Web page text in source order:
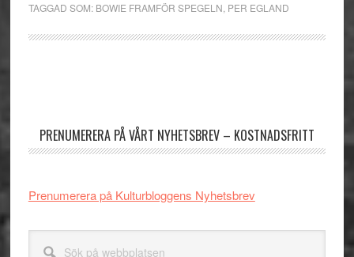
TAGGAD SOM: BOWIE FRAMFÖR SPEGELN PER EGLAND
PRENUMERERA PÅ VÅRT NYHETSBREV – KOSTNADSFRITT
Prenumerera på Kulturbloggens Nyhetsbrev